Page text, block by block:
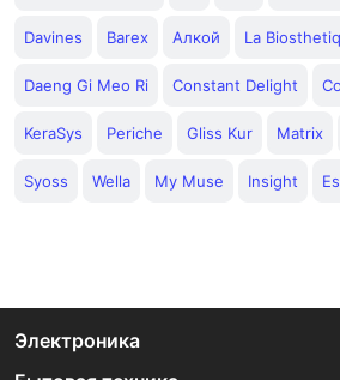
Davines Barex Алкой La
Daeng Gi Meo Ri Constant Delight
KeraSys Periche Gliss Kur Matrix
Syoss Wella My Muse Insight
Электроника